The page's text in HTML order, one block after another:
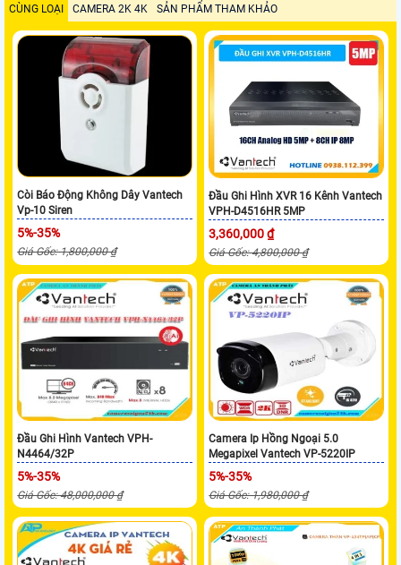
CÙNG LOẠI CAMERA 2K 4K SẢN PHẨM THAM KHẢO
Còi Báo Động Không Dây Vantech
Vp-10 Siren
5%-35%
Giá Gốc: 1,800,000 ₫
Đầu Ghi Hình XVR 16 Kênh Vantech
VPH-D4516HR 5MP
3,360,000 ₫
Giá Gốc: 4,800,000 ₫
Đầu Ghi Hình Vantech VPH-
N4464/32P
5%-35%
Giá Gốc: 48,000,000 ₫
Camera Ip Hồng Ngoại 5.0
Megapixel Vantech VP-5220IP
5%-35%
Giá Gốc: 1,980,000 ₫